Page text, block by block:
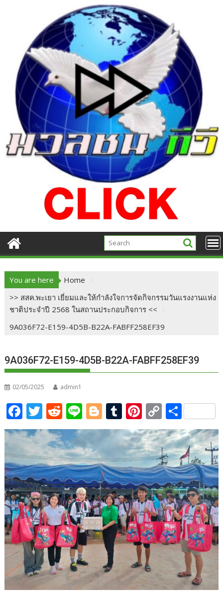
You are here
Home
>> สสค.พะเยา เยี่ยมและให้กำลังใจการจัดกิจกรรมวันแรงงานแห่ง
ชาติประจำปี 2568 ในสถานประกอบกิจการ <<
9A036F72-E159-4D5B-B22A-FABFF258EF39
9A036F72-E159-4D5B-B22A-FABFF258EF39
02/05/2025 admin1
F
ac
e
b
o
o
k
T
w
itt
er
R
e
d
di
t
Li
n
e
Bl
o
g
g
er
T
u
m
bl
r
Pi
nt
er
e
st
C
o
p
y
Li
n
k
S
h
ar
e